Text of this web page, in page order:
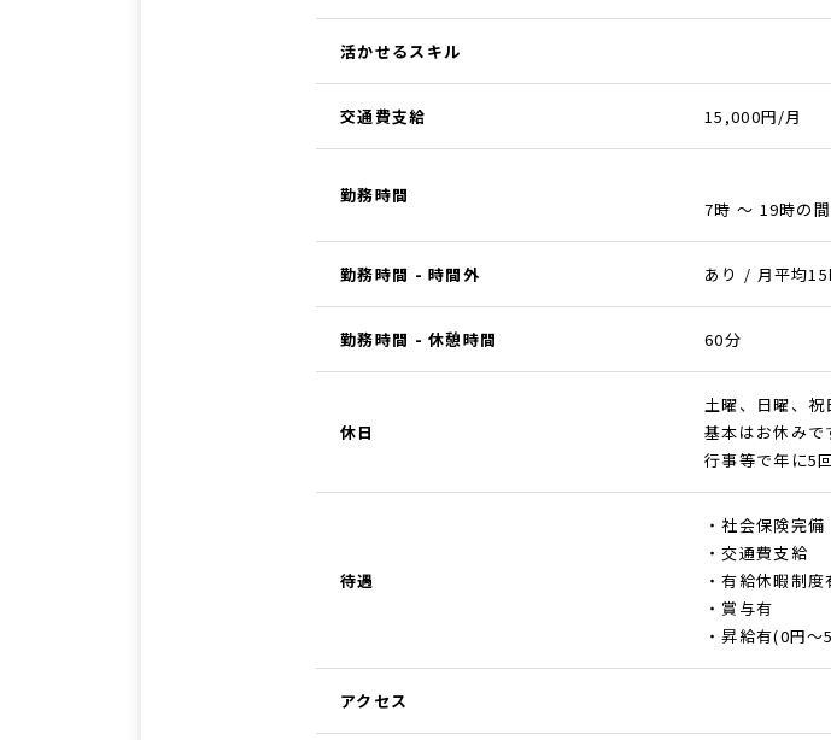
活かせるスキル
交通費支給 15,000円/月
勤務時間
7時 ～ 19時の
勤務時間 - 時間外 あり / 月平均15
勤務時間 - 休憩時間 60分
休日
土曜、日曜、祝
基本はお休みで
行事等で年に5
待遇
・社会保険完備
・交通費支給
・有給休暇制度
・賞与有
・昇給有(0円～
アクセス